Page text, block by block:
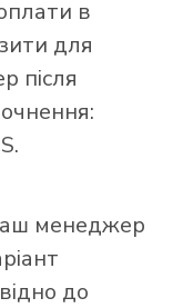
в
для
після
менеджер
до